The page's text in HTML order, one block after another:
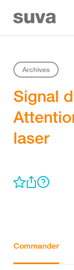
Archives
Signal
laser
Commander